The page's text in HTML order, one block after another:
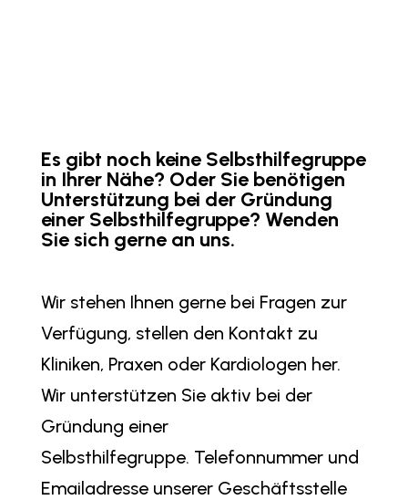
Es gibt noch keine Selbsthilfegruppe
in Ihrer Nähe? Oder Sie benötigen
Unterstützung bei der Gründung
einer Selbsthilfegruppe? Wenden
Sie sich gerne an uns.
Wir stehen Ihnen gerne bei Fragen zur
Verfügung, stellen den Kontakt zu
Kliniken, Praxen oder Kardiologen her.
Wir unterstützen Sie aktiv bei der
Gründung einer
Selbsthilfegruppe. Telefonnummer und
Emailadresse unserer Geschäftsstelle